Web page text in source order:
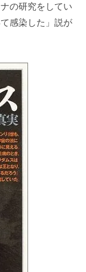
の研究をしてい
感染した」説が